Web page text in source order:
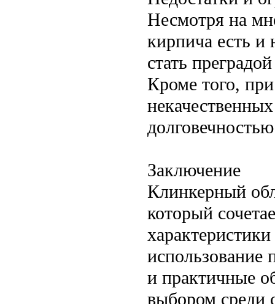
Несмотря на
кирпича есть и
стать
Кроме того,
Заключение
Клинкерный
который
использование
и практичные
выбором среди